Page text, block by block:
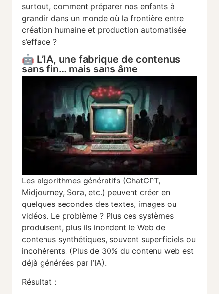
surtout, comment préparer nos enfants à
grandir dans un monde où la frontière entre
création humaine et production automatisée
s’efface ?
🤖 L’IA, une fabrique de contenus
sans fin… mais sans âme
Les algorithmes génératifs (ChatGPT,
Midjourney, Sora, etc.) peuvent créer en
quelques secondes des textes, images ou
vidéos. Le problème ? Plus ces systèmes
produisent, plus ils inondent le Web de
contenus synthétiques, souvent superficiels ou
incohérents. (Plus de 30% du contenu web est
déjà générées par l’IA).
Résultat :